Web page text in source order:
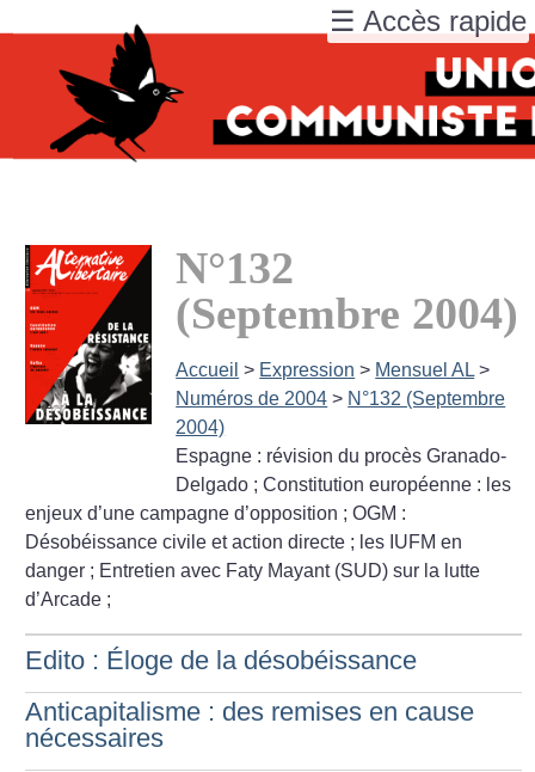
N°132
(Septembre 2004)
Accueil > Expression > Mensuel AL >
Numéros de 2004 > N°132 (Septembre
2004)
Espagne : révision du procès Granado-
Delgado ; Constitution européenne : les
enjeux d’une campagne d’opposition ; OGM :
Désobéissance civile et action directe ; les IUFM en
danger ; Entretien avec Faty Mayant (SUD) sur la lutte
d’Arcade ;
Edito : Éloge de la désobéissance
Anticapitalisme : des remises en cause
nécessaires
☰ Accès rapide